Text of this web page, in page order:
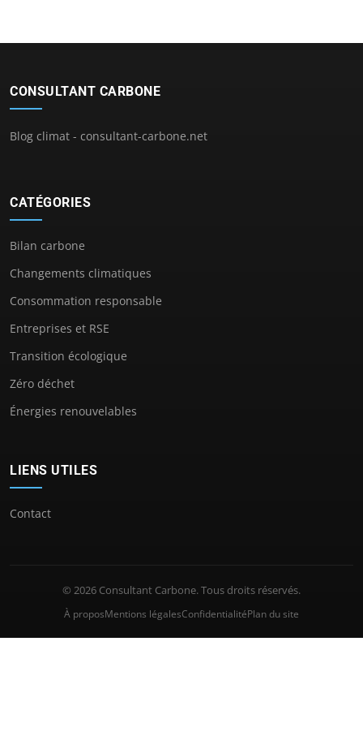
CONSULTANT CARBONE
Blog climat - consultant-carbone.net
CATÉGORIES
Bilan carbone
Changements climatiques
Consommation responsable
Entreprises et RSE
Transition écologique
Zéro déchet
Énergies renouvelables
LIENS UTILES
Contact
© 2026 Consultant Carbone. Tous droits réservés.
À proposMentions légalesConfidentialitéPlan du site